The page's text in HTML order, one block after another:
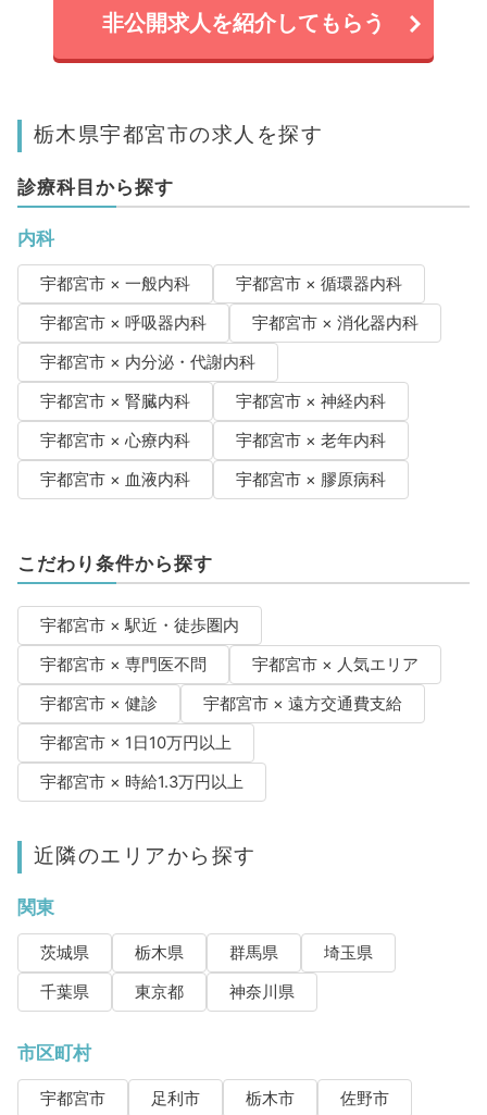
非公開求人を紹介してもらう
栃木県宇都宮市の求人を探す
診療科目から探す
内科
宇都宮市 × 一般内科
宇都宮市 × 循環器内科
宇都宮市 × 呼吸器内科
宇都宮市 × 消化器内科
宇都宮市 × 内分泌・代謝内科
宇都宮市 × 腎臓内科
宇都宮市 × 神経内科
宇都宮市 × 心療内科
宇都宮市 × 老年内科
宇都宮市 × 血液内科
宇都宮市 × 膠原病科
こだわり条件から探す
宇都宮市 × 駅近・徒歩圏内
宇都宮市 × 専門医不問
宇都宮市 × 人気エリア
宇都宮市 × 健診
宇都宮市 × 遠方交通費支給
宇都宮市 × 1日10万円以上
宇都宮市 × 時給1.3万円以上
近隣のエリアから探す
関東
茨城県 栃木県 群馬県
埼玉県
千葉県
東京都 神奈川県
市区町村
宇都宮市 足利市 栃木市
佐野市